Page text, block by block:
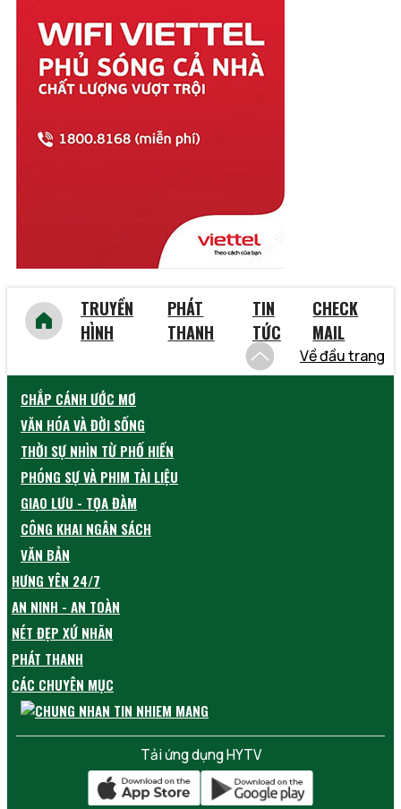
Thừa Thiên Huế
Tiền Giang
Trà Vinh
Tuyên Quang
Vĩnh Phúc
Vũng Tàu
TRUYỀN
HÌNH
PHÁT
THANH
TIN
TỨC
CHECK
MAIL
Về đầu trang
CHẮP CÁNH ƯỚC MƠ
VĂN HÓA VÀ ĐỜI SỐNG
THỜI SỰ NHÌN TỪ PHỐ HIẾN
PHÓNG SỰ VÀ PHIM TÀI LIỆU
GIAO LƯU - TỌA ĐÀM
CÔNG KHAI NGÂN SÁCH
VĂN BẢN
HƯNG YÊN 24/7
AN NINH - AN TOÀN
NÉT ĐẸP XỨ NHÃN
PHÁT THANH
CÁC CHUYÊN MỤC
Tải ứng dụng HYTV